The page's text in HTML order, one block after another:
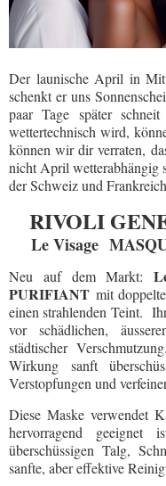
Der launische April in
schenkt er uns
paar Tage später
wettertechnisch wird,
können wir dir verraten,
nicht April wetterabhängig
der Schweiz und
RIVOLI
Le Visage
Neu auf dem Markt:
PURIFIANT mit
einen strahlenden Teint.
vor schädlichen,
städtischer
Wirkung sanft
Verstopfungen und
Diese Maske verwendet
hervorragend geeignet
überschüssigen Talg,
sanfte, aber effektive